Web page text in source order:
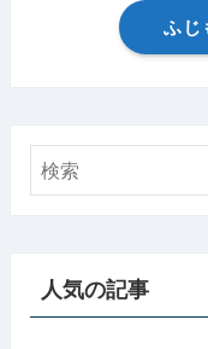
ふじ
人気の記事